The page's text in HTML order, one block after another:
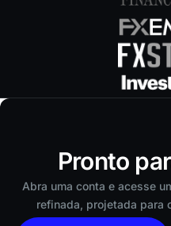
Pronto
Abra uma conta e acesse
refinada, projetada para